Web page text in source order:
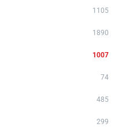
1105
1890
1007
74
485
299